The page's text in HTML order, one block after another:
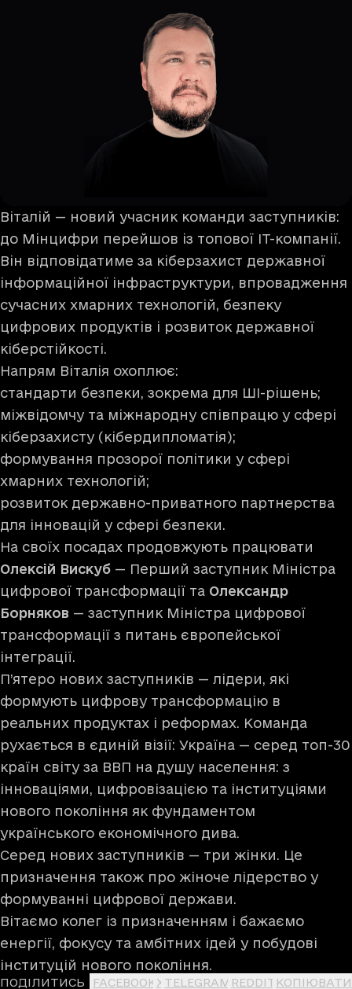
Віталій — новий учасник команди заступників:
до Мінцифри перейшов із топової ІТ-компанії.
Він відповідатиме за кіберзахист державної
інформаційної інфраструктури, впровадження
сучасних хмарних технологій, безпеку
цифрових продуктів і розвиток державної
кіберстійкості.
Напрям Віталія охоплює:
стандарти безпеки, зокрема для ШІ-рішень;
міжвідомчу та міжнародну співпрацю у сфері
кіберзахисту (кібердипломатія);
формування прозорої політики у сфері
хмарних технологій;
розвиток державно-приватного партнерства
для інновацій у сфері безпеки.
На своїх посадах продовжують працювати
Олексій Вискуб — Перший заступник Міністра
цифрової трансформації та Олександр
Борняков — заступник Міністра цифрової
трансформації з питань європейської
інтеграції.
П’ятеро нових заступників — лідери, які
формують цифрову трансформацію в
реальних продуктах і реформах. Команда
рухається в єдиній візії: Україна — серед топ-30
країн світу за ВВП на душу населення: з
інноваціями, цифровізацією та інституціями
нового покоління як фундаментом
українського економічного дива.
Серед нових заступників — три жінки. Це
призначення також про жіноче лідерство у
формуванні цифрової держави.
Вітаємо колег із призначенням і бажаємо
енергії, фокусу та амбітних ідей у побудові
інституцій нового покоління.
ПОДІЛИТИСЬ FACEBOOK X TELEGRAM REDDIT КОПІЮВАТИ